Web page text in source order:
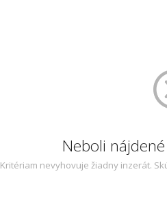
Neboli
Kritériam nevyhovuje žiadny inzerát.